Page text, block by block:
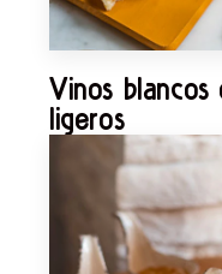
Vinos
ligeros